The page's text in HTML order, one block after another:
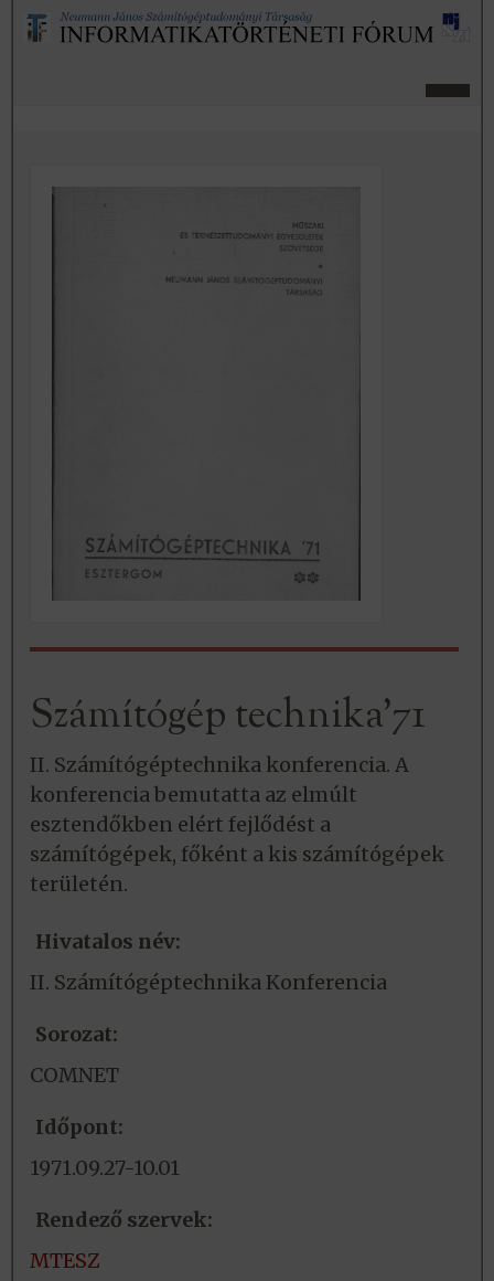
Számítógép technika’71
II. Számítógéptechnika konferencia. A
konferencia bemutatta az elmúlt
esztendőkben elért fejlődést a
számítógépek, főként a kis számítógépek
területén.
Hivatalos név:
II. Számítógéptechnika Konferencia
Sorozat:
COMNET
Időpont:
1971.09.27-10.01
Rendező szervek:
MTESZ